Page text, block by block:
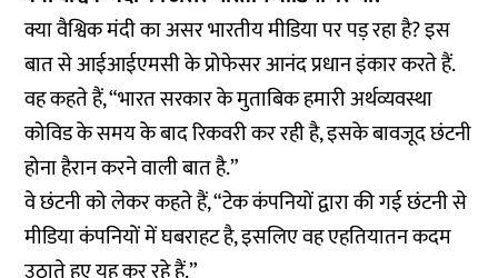
क्या वैश्विक मंदी का असर भारतीय मीडिया पर पड़ रहा है? इस
बात से आईआईएमसी के प्रोफेसर आनंद प्रधान इंकार करते हैं.
वह कहते हैं, “भारत सरकार के मुताबिक हमारी अर्थव्यवस्था
कोविड के समय के बाद रिकवरी कर रही है, इसके बावजूद छंटनी
होना हैरान करने वाली बात है.”
वे छंटनी को लेकर कहते हैं, “टेक कंपनियों द्वारा की गई छंटनी से
मीडिया कंपनियों में घबराहट है, इसलिए वह एहतियातन कदम